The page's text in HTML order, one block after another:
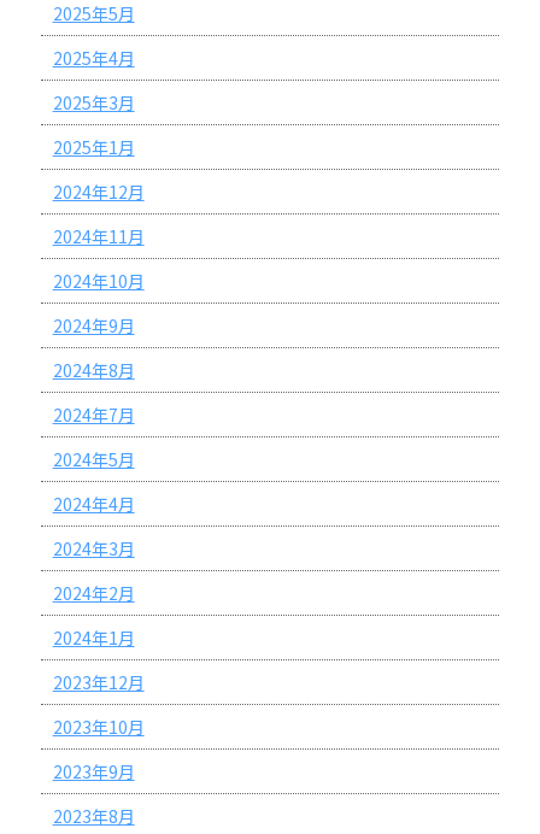
2025年5月
2025年4月
2025年3月
2025年1月
2024年12月
2024年11月
2024年10月
2024年9月
2024年8月
2024年7月
2024年5月
2024年4月
2024年3月
2024年2月
2024年1月
2023年12月
2023年10月
2023年9月
2023年8月